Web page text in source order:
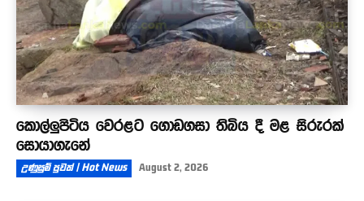
කොල්ලුපිටිය වෙරළට ගොඩගසා තිබිය දී මළ සිරුරක්
සොයාගැනේ
උණුසුම් පුවත් | Hot News August 2, 2026